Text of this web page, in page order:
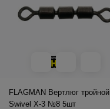
FLAGMAN Вертлюг тройной
Swivel X-3 №8 5шт